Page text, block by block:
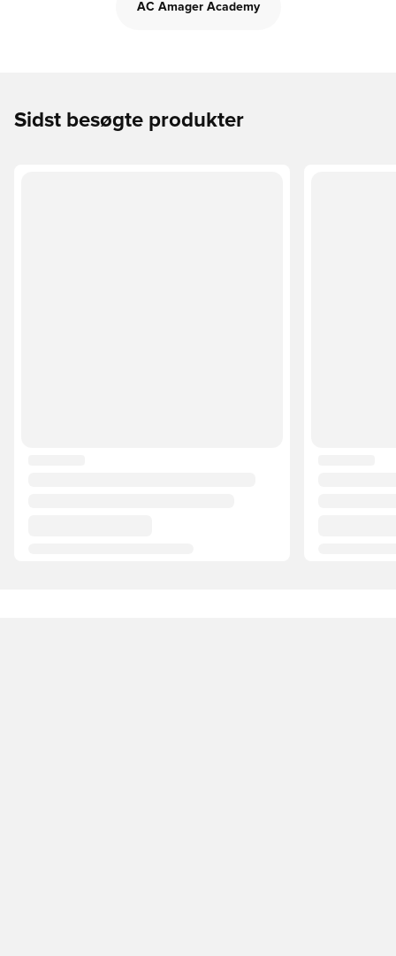
AC Amager Academy
Sidst besøgte produkter